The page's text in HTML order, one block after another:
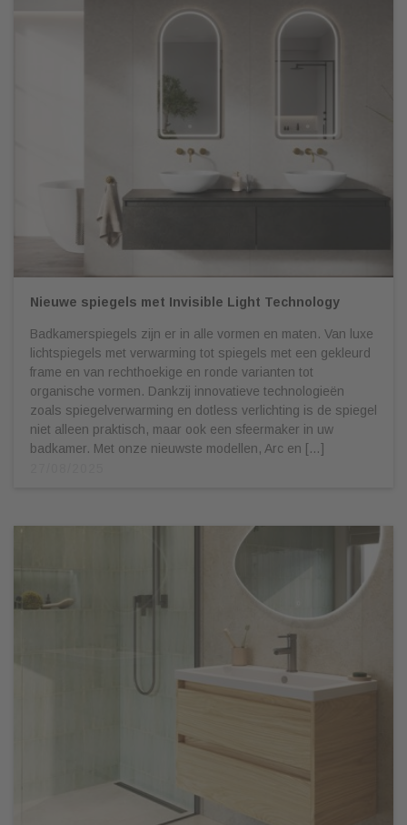
Nieuwe spiegels met Invisible Light Technology
Badkamerspiegels zijn er in alle vormen en maten. Van luxe
lichtspiegels met verwarming tot spiegels met een gekleurd
frame en van rechthoekige en ronde varianten tot
organische vormen. Dankzij innovatieve technologieën
zoals spiegelverwarming en dotless verlichting is de spiegel
niet alleen praktisch, maar ook een sfeermaker in uw
badkamer. Met onze nieuwste modellen, Arc en […]